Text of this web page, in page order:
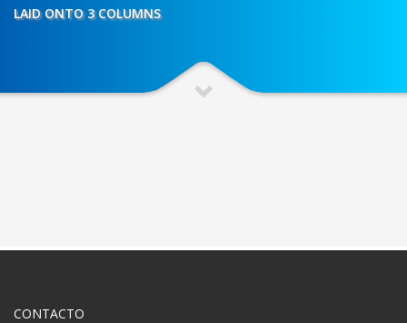
LAID ONTO 3 COLUMNS
CONTACTO